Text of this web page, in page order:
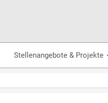
Stellenangebote & Projekte